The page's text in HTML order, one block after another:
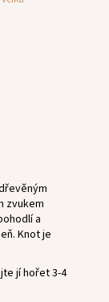
zvukem
a
Knot je
jí hořet 3-4